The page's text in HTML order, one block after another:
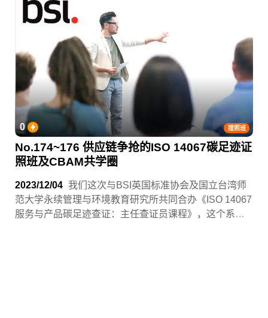
證照班
0
No.174~176 供应链争抢的ISO 14067碳足迹证
照班及CBAM共学圈
2023/12/04 我们这次与BSI英国标准协会及国立台湾师
范大学永续管理与环境教育研究所共同合办《ISO 14067
服务与产品碳足迹查证：主任查证员课程》，这个系列